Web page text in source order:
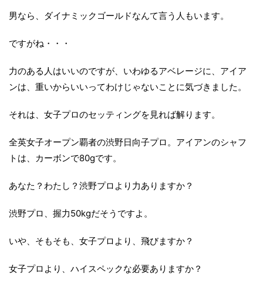
男なら、ダイナミックゴールドなんて言う人もいます。
ですがね・・・
力のある人はいいのですが、いわゆるアベレージに、アイア
ンは、重いからいいってわけじゃないことに気づきました。
それは、女子プロのセッティングを見れば解ります。
全英女子オープン覇者の渋野日向子プロ。アイアンのシャフ
トは、カーボンで80gです。
あなた？わたし？渋野プロより力ありますか？
渋野プロ、握力50kgだそうですよ。
いや、そもそも、女子プロより、飛びますか？
女子プロより、ハイスペックな必要ありますか？